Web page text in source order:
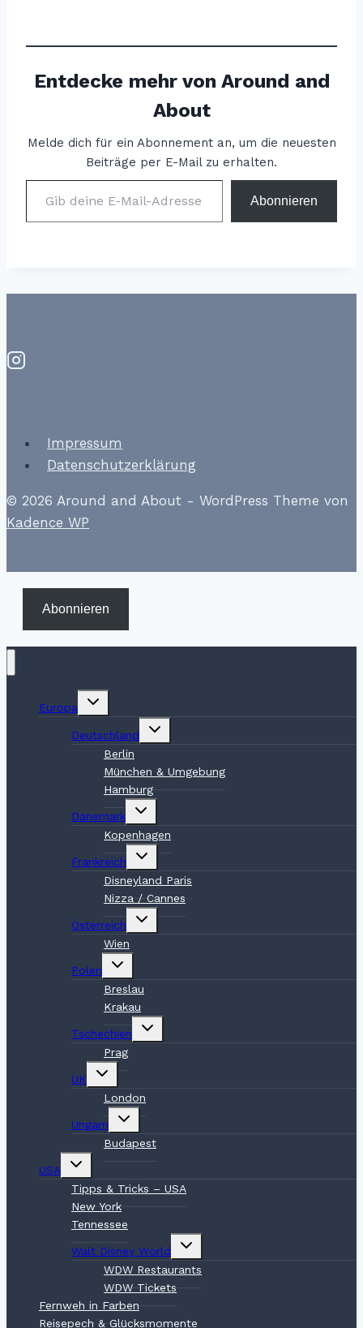
Entdecke mehr von Around and
About
Melde dich für ein Abonnement an, um die neuesten
Beiträge per E-Mail zu erhalten.
Gib deine E-Mail-Adresse ein ...
Abonnieren
Impressum
Datenschutzerklärung
© 2026 Around and About - WordPress Theme von
Kadence WP
Abonnieren
Europa
Untermenü
umschalten
Deutschland
Untermenü
umschalten
Berlin
München & Umgebung
Hamburg
Dänemark
Untermenü
umschalten
Kopenhagen
Frankreich
Untermenü
umschalten
Disneyland Paris
Nizza / Cannes
Österreich
Untermenü
umschalten
Wien
Polen
Untermenü
umschalten
Breslau
Krakau
Tschechien
Untermenü
umschalten
Prag
UK
Untermenü
umschalten
London
Ungarn
Untermenü
umschalten
Budapest
USA
Untermenü
umschalten
Tipps & Tricks – USA
New York
Tennessee
Walt Disney World
Untermenü
umschalten
WDW Restaurants
WDW Tickets
Fernweh in Farben
Reisepech & Glücksmomente